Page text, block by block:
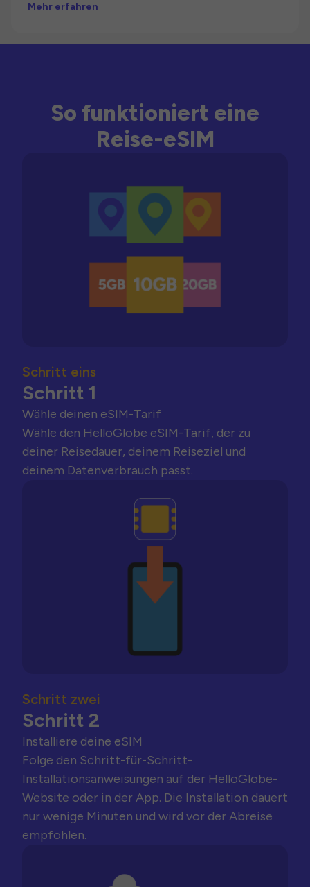
Mehr erfahren
So funktioniert eine
Reise-eSIM
Schritt eins
Schritt 1
Wähle deinen eSIM-Tarif
Wähle den HelloGlobe eSIM-Tarif, der zu
deiner Reisedauer, deinem Reiseziel und
deinem Datenverbrauch passt.
Schritt zwei
Schritt 2
Installiere deine eSIM
Folge den Schritt-für-Schritt-
Installationsanweisungen auf der HelloGlobe-
Website oder in der App. Die Installation dauert
nur wenige Minuten und wird vor der Abreise
empfohlen.